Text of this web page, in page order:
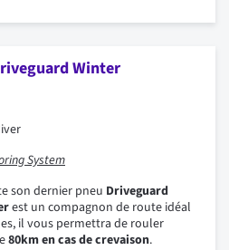
Winter
System
son dernier pneu Driveguard
est un compagnon de route idéal
il vous permettra de rouler
80km en cas de crevaison.